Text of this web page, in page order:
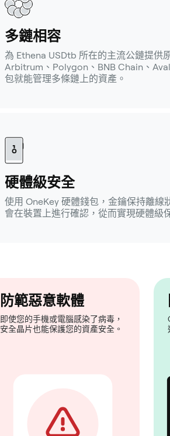
多鏈相容
為 Ethena USDtb 所在的主流公鏈提供
Arbitrum、Polygon、BNB Chain、
包就能管理多條鏈上的資產。
硬體級安全
使用 OneKey 硬體錢包，金鑰保持離線
會在裝置上進行確認，從而實現硬體級
防範惡意軟體
即使您的手機或電腦感染了病毒，
安全晶片也能保護您的資產安全。